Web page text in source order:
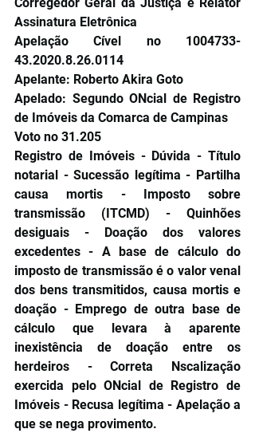
Assinatura Eletrônica
Apelação Cível no 1004733-
43.2020.8.26.0114
Apelante: Roberto Akira Goto
Apelado: Segundo ONcial de Registro
de Imóveis da Comarca de Campinas
Voto no 31.205
Registro de Imóveis - Dúvida - Título
notarial - Sucessão legítima - Partilha
causa mortis - Imposto sobre
transmissão (ITCMD) - Quinhões
desiguais - Doação dos valores
excedentes - A base de cálculo do
imposto de transmissão é o valor venal
dos bens transmitidos, causa mortis e
doação - Emprego de outra base de
cálculo que levara à aparente
inexistência de doação entre os
herdeiros - Correta Nscalização
exercida pelo ONcial de Registro de
Imóveis - Recusa legítima - Apelação a
que se nega provimento.